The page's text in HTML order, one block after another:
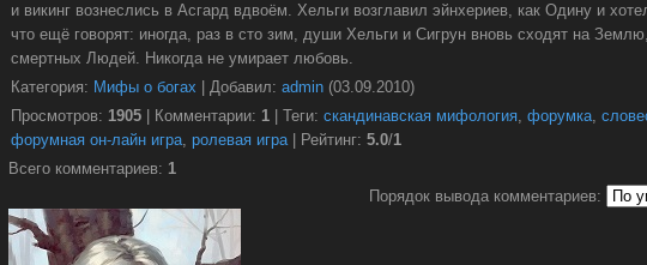
и викинг вознеслись в Асгард вдвоём. Хельги возглавил эйнхериев, как Одину и
что ещё говорят: иногда, раз в сто зим, души Хельги и Сигрун вновь сходят на
смертных Людей. Никогда не умирает любовь.
Категория: Мифы о богах Добавил: admin (03.09.2010)
Просмотров: 1905 Комментарии: 1 Теги: скандинавская мифология, форумка,
форумная он-лайн игра, ролевая игра| Рейтинг: 5.0/1
Всего комментариев: 1
Порядок вывода комментариев: